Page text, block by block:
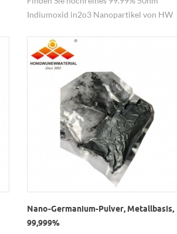
Indiumoxid in2o3 Nanopartikel von HW
Nano-Germanium-Pulver, Metallbasis,
99,999%